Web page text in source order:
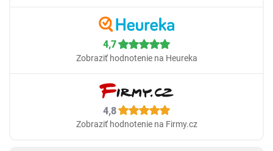
4,7
Zobraziť hodnotenie na Heureka
4,8
Zobraziť hodnotenie na Firmy.cz